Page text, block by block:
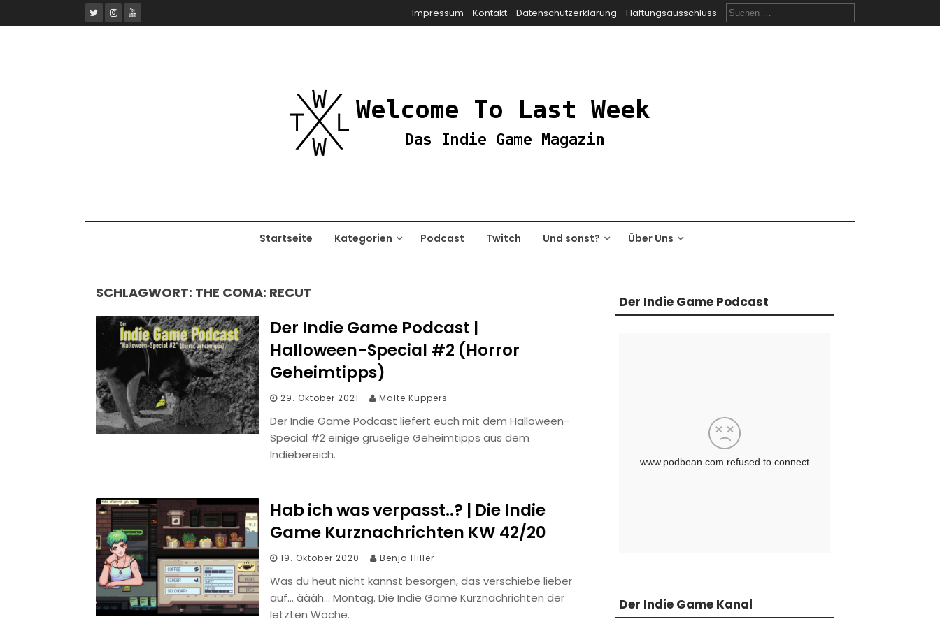
to
Impressum Kontakt Datenschutzerklärung Haftungsausschluss
Suchen
nach:
Startseite Kategorien Podcast Twitch Und sonst? Über Uns
SCHLAGWORT: THE COMA: RECUT
Der Indie Game Podcast |
Halloween-Special #2 (Horror
Geheimtipps)
29. Oktober 2021 Malte Küppers
Der Indie Game Podcast liefert euch mit dem Halloween-
Special #2 einige gruselige Geheimtipps aus dem
Indiebereich.
Hab ich was verpasst..? | Die Indie
Game Kurznachrichten KW 42/20
19. Oktober 2020 Benja Hiller
Was du heut nicht kannst besorgen, das verschiebe lieber
auf… äääh… Montag. Die Indie Game Kurznachrichten der
letzten Woche.
Der Indie Game Podcast
Der Indie Game Kanal